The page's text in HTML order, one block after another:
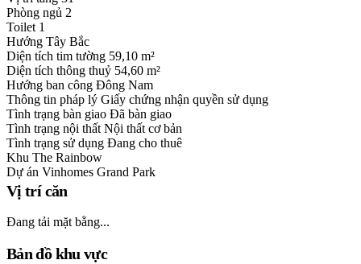
Phòng ngủ 2
Toilet 1
Hướng Tây Bắc
Diện tích tim tường 59,10 m²
Diện tích thông thuỷ 54,60 m²
Hướng ban công Đông Nam
Thông tin pháp lý Giấy chứng nhận quyền sử dụng
Tình trạng bàn giao Đã bàn giao
Tình trạng nội thất Nội thất cơ bản
Tình trạng sử dụng Đang cho thuê
Khu The Rainbow
Dự án Vinhomes Grand Park
Vị trí căn
Đang tải mặt bằng...
Bản đồ khu vực